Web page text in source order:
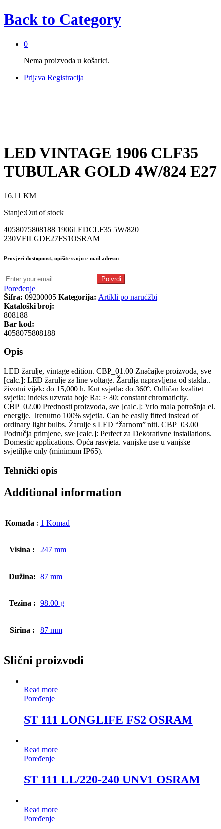
Back to Category
0
Nema proizvoda u košarici.
Prijava Registracija
LED VINTAGE 1906 CLF35
TUBULAR GOLD 4W/824 E27
16.11 KM
Stanje:Out of stock
4058075808188 1906LEDCLF35 5W/820
230VFILGDE27FS1OSRAM
Provjeri dostupnost, upišite svoju e-mail adresu:
Potvrdi
Poređenje
Šifra: 09200005 Kategorija: Artikli po narudžbi
Kataloški broj:
808188
Bar kod:
4058075808188
Opis
LED žarulje, vintage edition. CBP_01.00 Značajke proizvoda, sve
[calc.]: LED žarulje za line voltage. Žarulja napravljena od stakla..
životni vijek: do 15,000 h. Kut svjetla: do 360°. Odličan kvalitet
svjetla; indeks uzvrata boje Ra: ≥ 80; constant chromaticity.
CBP_02.00 Prednosti proizvoda, sve [calc.]: Vrlo mala potrošnja el.
energije. Trenutno 100% svjetla. Can be easily fitted instead of
ordinary light bulbs. Žarulje s LED “žarnom” niti. CBP_03.00
Područja primjene, sve [calc.]: Perfect za Dekorativne installations.
Domestic applications. Opća rasvjeta. vanjske use u vanjske
svjetiljke only (minimum IP65).
Tehnički opis
Additional information
Komada : 1 Komad
Visina : 247 mm
Dužina: 87 mm
Tezina : 98.00 g
Sirina : 87 mm
Slični proizvodi
Read more
Poređenje
ST 111 LONGLIFE FS2 OSRAM
Read more
Poređenje
ST 111 LL/220-240 UNV1 OSRAM
Read more
Poređenje